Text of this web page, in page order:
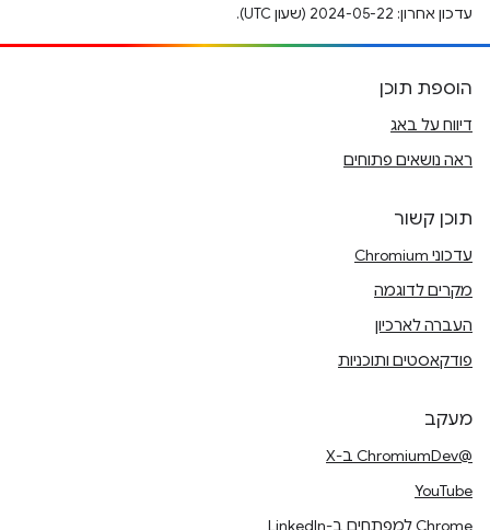
עדכון אחרון: 2024-05-22 (שעון UTC).
הוספת תוכן
דיווח על באג
ראה נושאים פתוחים
תוכן קשור
עדכוני Chromium
מקרים לדוגמה
העברה לארכיון
פודקאסטים ותוכניות
מעקב
@ChromiumDev ב-X
YouTube